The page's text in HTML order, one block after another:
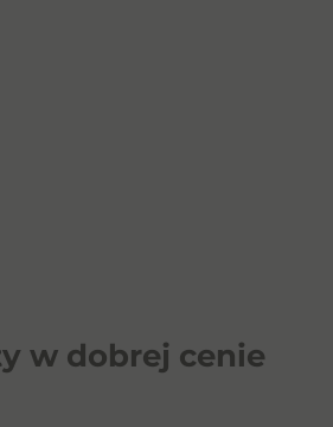
w dobrej cenie